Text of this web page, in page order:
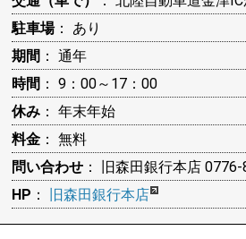
駐車場： あり
期間 ： 通年
時間 ： 9：00～17：00
休み ： 年末年始
料金 ： 無料
問い合わせ ： 旧森田銀行本店
HP ： 旧森田銀行本店